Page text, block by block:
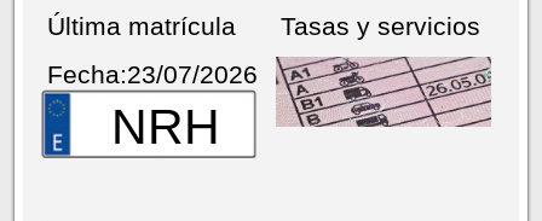
Última matrícula
Fecha:23/07/2026
NRH
Tasas y servicios